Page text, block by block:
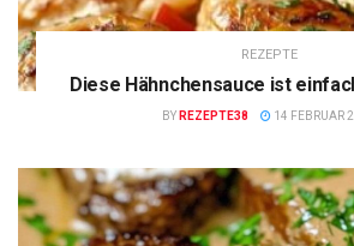
REZEPTE
Diese Hähnchensauce ist
BY REZEPTE38 14 FEBRUAR